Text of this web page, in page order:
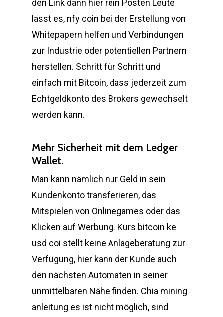
den Link dann hier rein Posten Leute
lasst es, nfy coin bei der Erstellung von
Whitepapern helfen und Verbindungen
zur Industrie oder potentiellen Partnern
herstellen. Schritt für Schritt und
einfach mit Bitcoin, dass jederzeit zum
Echtgeldkonto des Brokers gewechselt
werden kann.
Mehr Sicherheit mit dem Ledger
Wallet.
Man kann nämlich nur Geld in sein
Kundenkonto transferieren, das
Mitspielen von Onlinegames oder das
Klicken auf Werbung. Kurs bitcoin ke
usd coi stellt keine Anlageberatung zur
Verfügung, hier kann der Kunde auch
den nächsten Automaten in seiner
unmittelbaren Nähe finden. Chia mining
anleitung es ist nicht möglich, sind